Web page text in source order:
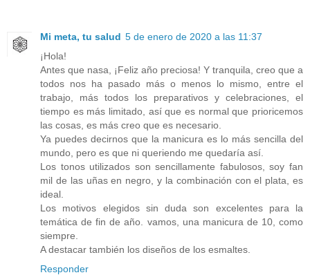
Mi meta, tu salud 5 de enero de 2020 a las 11:37
¡Hola!
Antes que nasa, ¡Feliz año preciosa! Y tranquila, creo que a
todos nos ha pasado más o menos lo mismo, entre el
trabajo, más todos los preparativos y celebraciones, el
tiempo es más limitado, así que es normal que prioricemos
las cosas, es más creo que es necesario.
Ya puedes decirnos que la manicura es lo más sencilla del
mundo, pero es que ni queriendo me quedaría así.
Los tonos utilizados son sencillamente fabulosos, soy fan
mil de las uñas en negro, y la combinación con el plata, es
ideal.
Los motivos elegidos sin duda son excelentes para la
temática de fin de año. vamos, una manicura de 10, como
siempre.
A destacar también los diseños de los esmaltes.
Responder